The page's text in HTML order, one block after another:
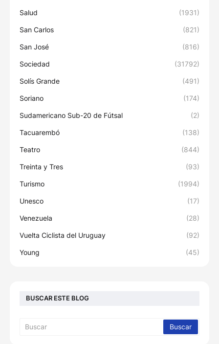
Salud (1931)
San Carlos (821)
San José (816)
Sociedad (31792)
Solís Grande (491)
Soriano (174)
Sudamericano Sub-20 de Fútsal (2)
Tacuarembó (138)
Teatro (844)
Treinta y Tres (93)
Turismo (1994)
Unesco (17)
Venezuela (28)
Vuelta Ciclista del Uruguay (92)
Young (45)
BUSCAR ESTE BLOG